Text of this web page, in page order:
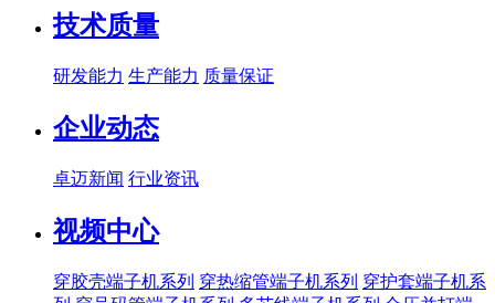
技术质量
研发能力 生产能力 质量保证
企业动态
卓迈新闻 行业资讯
视频中心
穿胶壳端子机系列 穿热缩管端子机系列 穿护套端子机系